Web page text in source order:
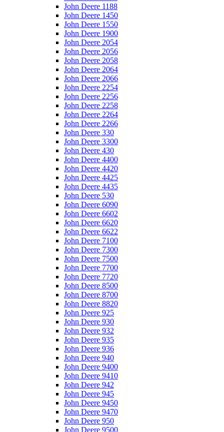
John Deere 1188
John Deere 1450
John Deere 1550
John Deere 1900
John Deere 2054
John Deere 2056
John Deere 2058
John Deere 2064
John Deere 2066
John Deere 2254
John Deere 2256
John Deere 2258
John Deere 2264
John Deere 2266
John Deere 330
John Deere 3300
John Deere 430
John Deere 4400
John Deere 4420
John Deere 4425
John Deere 4435
John Deere 530
John Deere 6090
John Deere 6602
John Deere 6620
John Deere 6622
John Deere 7100
John Deere 7300
John Deere 7500
John Deere 7700
John Deere 7720
John Deere 8500
John Deere 8700
John Deere 8820
John Deere 925
John Deere 930
John Deere 932
John Deere 935
John Deere 936
John Deere 940
John Deere 9400
John Deere 9410
John Deere 942
John Deere 945
John Deere 9450
John Deere 9470
John Deere 950
John Deere 9500